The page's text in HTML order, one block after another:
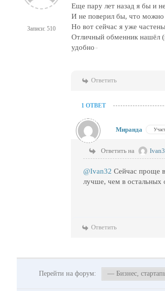
Записи: 510
Еще пару лет назад я бы и
И не поверил бы, что можно
Но вот сейчас я уже
Отличный обменник нашёл
удобно
Ответить
1 ОТВЕТ
Миранда
Ответить на
@Ivan32 Сейчас проще
лучше, чем в остальных
Ответить
Перейти на форум: